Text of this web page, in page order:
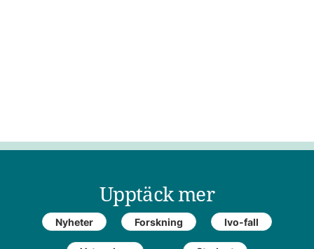
Upptäck mer
Nyheter Forskning Ivo-fall